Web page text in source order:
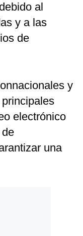
al
y a las
de
y
electrónico
una